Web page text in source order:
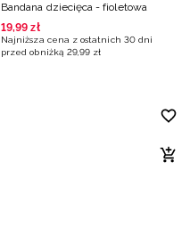
Bandana dziecięca - fioletowa
19,99 zł
Najniższa cena z ostatnich 30 dni
przed obniżką 29,99 zł